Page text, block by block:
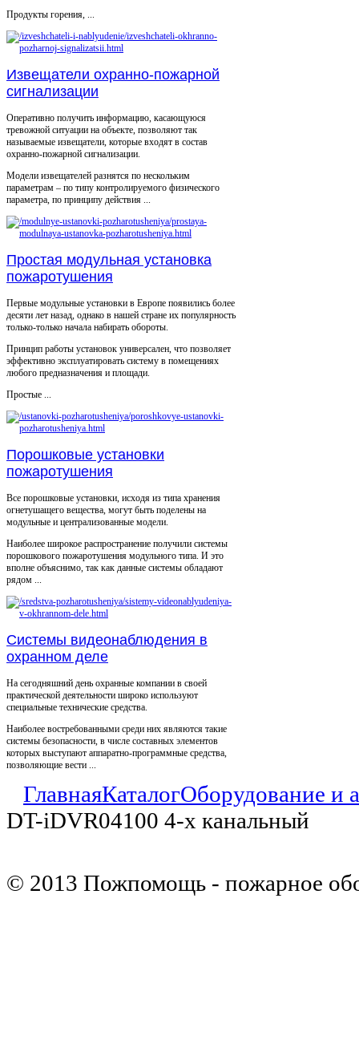
Продукты горения, ...
Извещатели охранно-пожарной
сигнализации
Оперативно получить информацию, касающуюся
тревожной ситуации на объекте, позволяют так
называемые извещатели, которые входят в состав
охранно-пожарной сигнализации.
Модели извещателей разнятся по нескольким
параметрам – по типу контролируемого физического
параметра, по принципу действия ...
Простая модульная установка
пожаротушения
Первые модульные установки в Европе появились более
десяти лет назад, однако в нашей стране их популярность
только-только начала набирать обороты.
Принцип работы установок универсален, что позволяет
эффективно эксплуатировать систему в помещениях
любого предназначения и площади.
Простые ...
Порошковые установки
пожаротушения
Все порошковые установки, исходя из типа хранения
огнетушащего вещества, могут быть поделены на
модульные и централизованные модели.
Наиболее широкое распространение получили системы
порошкового пожаротушения модульного типа. И это
вполне объяснимо, так как данные системы обладают
рядом ...
Системы видеонаблюдения в
охранном деле
На сегодняшний день охранные компании в своей
практической деятельности широко используют
специальные технические средства.
Наиболее востребованными среди них являются такие
системы безопасности, в числе составных элементов
которых выступают аппаратно-программные средства,
позволяющие вести ...
ГлавнаяКаталогОборудование и
DT-iDVR04100 4-x канальный
© 2013 Пожпомощь - пожарное